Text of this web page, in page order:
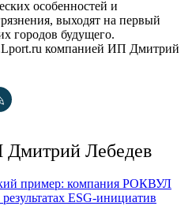
особенностей и
выходят на первый
городов будущего.
компанией ИП Дмитрий
Лебедев
пример: компания РОКВУЛ
результатах ESG-инициатив